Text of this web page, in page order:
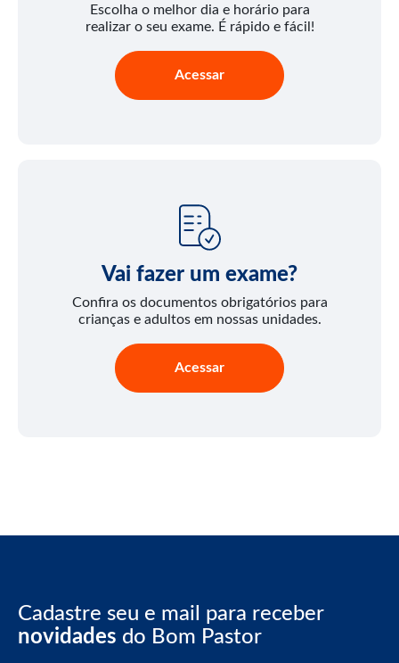
Escolha o melhor dia e horário para
realizar o seu exame. É rápido e fácil!
Acessar
Vai fazer um exame?
Confira os documentos obrigatórios para
crianças e adultos em nossas unidades.
Acessar
Cadastre seu e mail para receber
novidades do Bom Pastor